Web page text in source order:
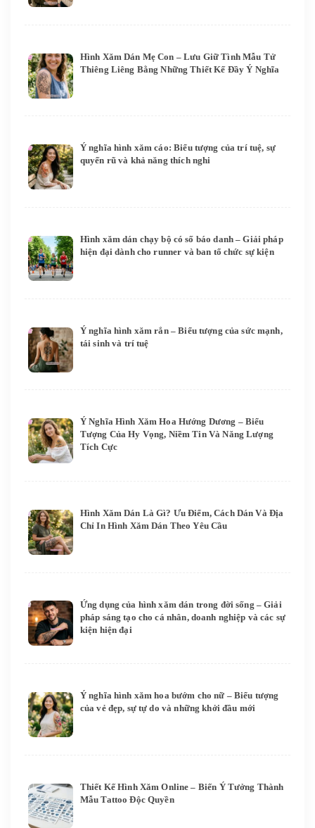
Hình Xăm Dán Mẹ Con – Lưu Giữ Tình Mẫu Tử
Thiêng Liêng Bằng Những Thiết Kế Đầy Ý Nghĩa
Ý nghĩa hình xăm cáo: Biểu tượng của trí tuệ, sự
quyến rũ và khả năng thích nghi
Hình xăm dán chạy bộ có số báo danh – Giải pháp
hiện đại dành cho runner và ban tổ chức sự kiện
Ý nghĩa hình xăm rắn – Biểu tượng của sức mạnh,
tái sinh và trí tuệ
Ý Nghĩa Hình Xăm Hoa Hướng Dương – Biểu
Tượng Của Hy Vọng, Niềm Tin Và Năng Lượng
Tích Cực
Hình Xăm Dán Là Gì? Ưu Điểm, Cách Dán Và Địa
Chỉ In Hình Xăm Dán Theo Yêu Cầu
Ứng dụng của hình xăm dán trong đời sống – Giải
pháp sáng tạo cho cá nhân, doanh nghiệp và các sự
kiện hiện đại
Ý nghĩa hình xăm hoa bướm cho nữ – Biểu tượng
của vẻ đẹp, sự tự do và những khởi đầu mới
Thiết Kế Hình Xăm Online – Biến Ý Tưởng Thành
Mẫu Tattoo Độc Quyền